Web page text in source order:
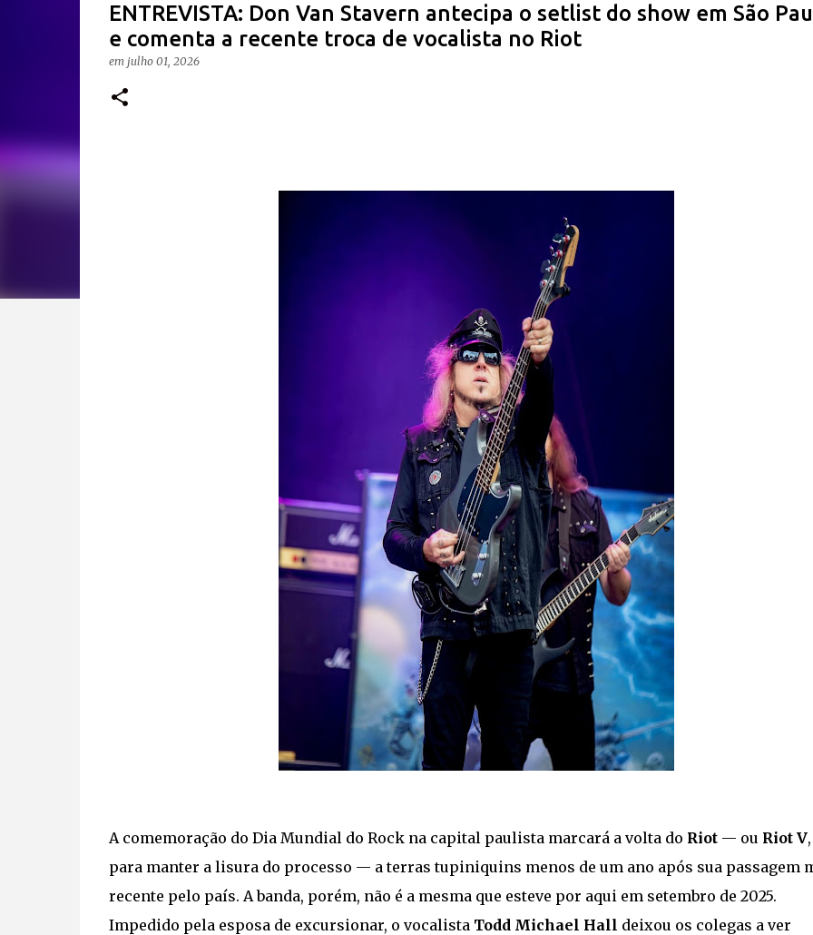
ENTREVISTA: Don Van Stavern antecipa o setlist do show em São
e comenta a recente troca de vocalista no Riot
em julho 01, 2026
A comemoração do Dia Mundial do Rock na capital paulista marcará a volta do Riot— ou Riot V,
para manter a lisura do processo — a terras tupiniquins menos de um ano após sua passagem
recente pelo país. A banda, porém, não é a mesma que esteve por aqui em setembro de 2025.
Impedido pela esposa de excursionar, o vocalista Todd Michael Hall deixou os colegas a ver